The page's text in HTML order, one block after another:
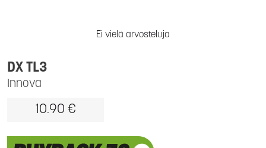
Ei vielä arvosteluja
Innova
DX TL3
10.90 €